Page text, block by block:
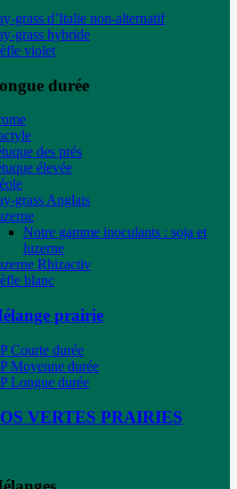
grass d’Italie non-alternatif
grass hybride
violet
durée
des prés
élevée
grass Anglais
Notre gamme inoculants : soja et
luzerne
Rhizactiv
blanc
prairie
Courte durée
Moyenne durée
Longue durée
VERTES PRAIRIES